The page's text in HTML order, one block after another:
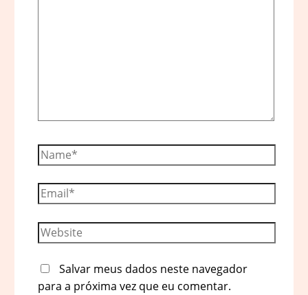
Name*
Email*
Website
Salvar meus dados neste navegador
para a próxima vez que eu comentar.